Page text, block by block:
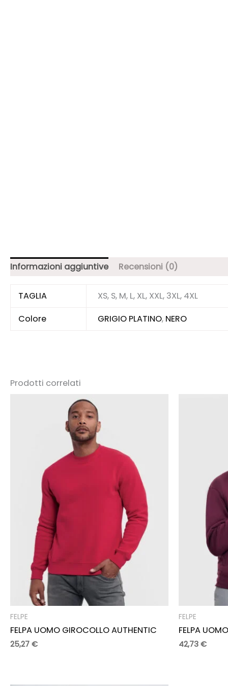
Informazioni aggiuntive Recensioni (0)
TAGLIA
XS, S, M, L, XL, XXL, 3XL, 4XL
Colore
GRIGIO PLATINO, NERO
Prodotti correlati
FELPE
FELPA UOMO GIROCOLLO AUTHENTIC
25,27 €
FELPE
FELPA
42,73 €